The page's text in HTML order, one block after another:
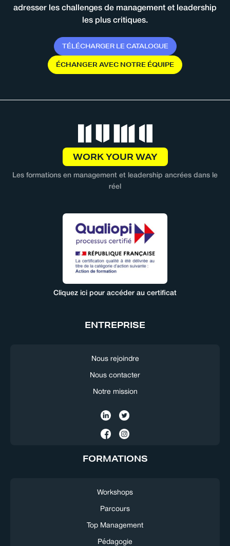
adresser les challenges de management et leadership
les plus critiques.
TÉLÉCHARGER LE CATALOGUE
ÉCHANGERAVEC NOTRE ÉQUIPE
WORK YOUR WAY
Les formations en management et leadership ancrées dans le
réel
Cliquez ici pour accéder au certificat
ENTREPRISE
Nous rejoindre
Nous contacter
Notre mission
FORMATIONS
Workshops
Parcours
Top Management
Pédagogie